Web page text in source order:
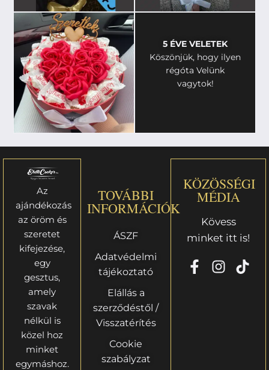
5 ÉVE VELETEK
Köszönjük, hogy ilyen
régóta Velünk
vagytok!
Az
ajándékozás
az öröm és
szeretet
kifejezése,
egy
gesztus,
amely
szavak
nélkül is
közel hoz
minket
egymáshoz.
TOVÁBBI
INFORMÁCIÓK
ÁSZF
Adatvédelmi
tájékoztató
Elállás a
szerződéstől /
Visszatérítés
Cookie
szabályzat
KÖZÖSSÉGI
MÉDIA
Kövess
minket itt is!